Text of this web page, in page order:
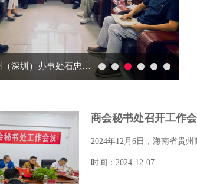
贵阳市政府驻广州（深圳）办事处石忠益副主任一行访问我会
商会秘书处召开工作
2024年12月6日，海南省贵
时间：2024-12-07